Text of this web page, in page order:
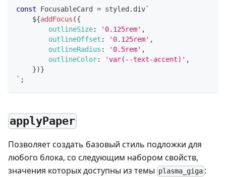
const FocusableCard = styled . div`
${addFocus ({
outlineSize: '0.125rem' ,
outlineOffset : '0.125rem' ,
outlineRadius : '0.5rem' ,
outlineColor: 'var(--text-accent)' ,
})}
` ;
applyPaper
Позволяет создать базовый стиль подложки для
любого блока, со следующим набором свойств,
значения которых доступны из темы plasma_giga :